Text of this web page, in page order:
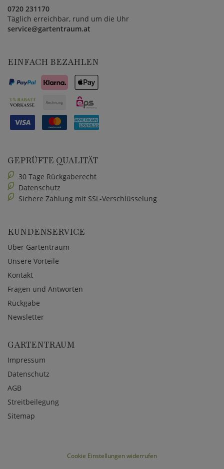
0720 231170
Täglich erreichbar, rund um die Uhr
service@gartentraum.at
EINFACH BEZAHLEN
GEPRÜFTE QUALITÄT
30 Tage Rückgaberecht
Datenschutz
Sichere Zahlung mit SSL-Verschlüsselung
KUNDENSERVICE
Über Gartentraum
Unsere Vorteile
Kontakt
Fragen und Antworten
Rückgabe
Newsletter
GARTENTRAUM
Impressum
Datenschutz
AGB
Streitbeilegung
Sitemap
Cookie Einstellungen widerrufen